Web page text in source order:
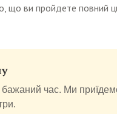
що ви пройдете повний
час. Ми